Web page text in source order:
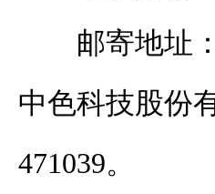
邮寄地址
中色科技股份
471039。